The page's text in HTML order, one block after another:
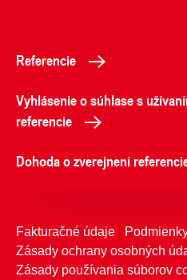
Referencie
Vyhlásenie o súhlase s
referencie
Dohoda o zverejnení
Fakturačné údaje
Zásady ochrany osobných
Zásady používania súborov